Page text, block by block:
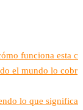
funciona esta c
el mundo lo cobr
lo que significa